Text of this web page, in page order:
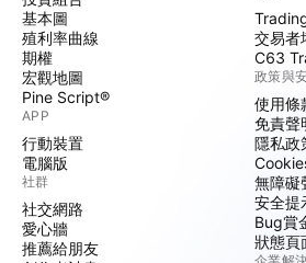
基本圖
殖利率曲線
期權
宏觀地圖
Pine Script®
APP
行動裝置
電腦版
社群
社交網路
愛心牆
推薦給朋友
交易者
C63
政策與
使用條
免責聲
隱私政
無障礙
安全提
Bug賞
狀態頁